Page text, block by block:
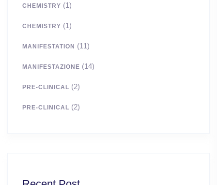
CHEMISTRY (1)
CHEMISTRY (1)
MANIFESTATION (11)
MANIFESTAZIONE (14)
PRE-CLINICAL (2)
PRE-CLINICAL (2)